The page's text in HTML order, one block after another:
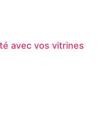
avec vos vitrines